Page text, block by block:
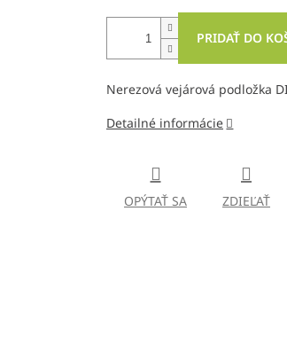
PRIDAŤ DO
Nerezová vejárová podložka
Detailné informácie
OPÝTAŤ SA ZDIEĽAŤ